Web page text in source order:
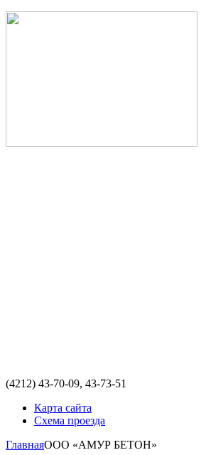
(4212) 43-70-09, 43-73-51
Карта сайта
Схема проезда
ГлавнаяООО «АМУР БЕТОН»